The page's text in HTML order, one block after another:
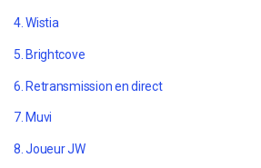
4. Wistia
5. Brightcove
6. Retransmission en direct
7. Muvi
8. Joueur JW